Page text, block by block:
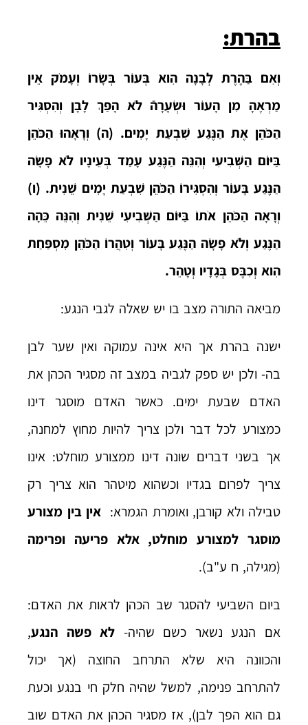
בהרת:
וְאִם בַּהֶרֶת לְבָנָה הִוא בְּעוֹר בְּשָׂרוֹ וְעָמֹק אֵין
מַרְאֶהָ מִן הָעוֹר וּשְׂעָרָהֿ לֹא הָפַךְ לָבָן וְהִסְגִּיר
הַכֹּהֵן אֶת הַנֶּגַע שִׁבְעַת יָמִים. (ה) וְרָאָהוּ הַכֹּהֵן
בַּיּוֹם הַשְּׁבִיעִי וְהִנֵּה הַנֶּגַע עָמַד בְּעֵינָיו לֹא פָשָׂה
הַנֶּגַע בָּעוֹר וְהִסְגִּירוֹ הַכֹּהֵן שִׁבְעַת יָמִים שֵׁנִית. (ו)
וְרָאָה הַכֹּהֵן אֹתוֹ בַּיּוֹם הַשְּׁבִיעִי שֵׁנִית וְהִנֵּה כֵּהָה
הַנֶּגַע וְלֹא פָשָׂה הַנֶּגַע בָּעוֹר וְטִהֲרוֹ הַכֹּהֵן מִסְפַּחַת
הִוא וְכִבֶּס בְּגָדָיו וְטָהֵר.
מביאה התורה מצב בו יש שאלה לגבי הנגע:
ישנה בהרת אך היא אינה עמוקה ואין שער לבן
בה- ולכן יש ספק לגביה במצב זה מסגיר הכהן את
האדם שבעת ימים. כאשר האדם מוסגר דינו
כמצורע לכל דבר ולכן צריך להיות מחוץ למחנה,
אך בשני דברים שונה דינו ממצורע מוחלט: אינו
צריך לפרום בגדיו וכשהוא מיטהר הוא צריך רק
טבילה ולא קורבן, ואומרת הגמרא: אין בין מצורע
מוסגר למצורע מוחלט, אלא פריעה ופרימה
(מגילה, ח ע"ב).
ביום השביעי להסגר שב הכהן לראות את האדם:
אם הנגע נשאר כשם שהיה- לא פשה הנגע,
והכוונה היא שלא התרחב החוצה (אך יכול
להתרחב פנימה, למשל שהיה חלק חי בנגע וכעת
גם הוא הפך לבן), אז מסגיר הכהן את האדם שוב